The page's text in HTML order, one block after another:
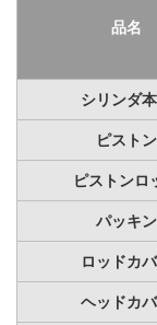
品名
シリンダ
ピストン
ピストンロ
パッキン
ロッドカ
ヘッドカ